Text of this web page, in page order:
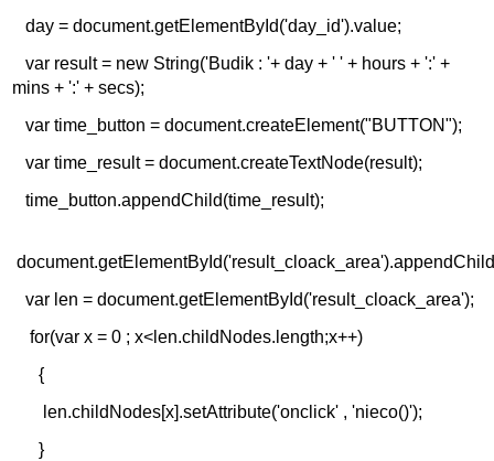
day = document.getElementById('day_id').value;
var result = new String('Budik : '+ day + ' ' + hours + ':' +
mins + ':' + secs);
var time_button = document.createElement("BUTTON");
var time_result = document.createTextNode(result);
time_button.appendChild(time_result);
var len = document.getElementById('result_cloack_area');
for(var x = 0 ; x<len.childNodes.length;x++)
{
len.childNodes[x].setAttribute('onclick' , 'nieco()');
}